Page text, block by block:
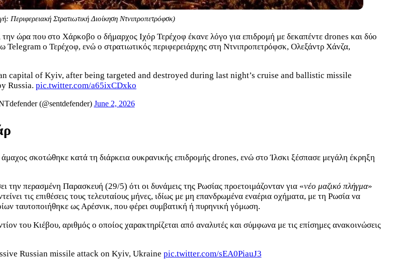
Περιφερειακή Στρατιωτική Διοίκηση Ντνιπροπετρόφσκ)
ώρα που στο Χάρκοβο ο δήμαρχος Ιχόρ Τερέχοφ έκανε λόγο για επιδρομή με δεκαπέντε drones και δύο
Telegram ο Τερέχοφ, ενώ ο στρατιωτικός περιφερειάρχης στη Ντνιπροπετρόφσκ, Ολεξάντρ Χάνζα,
capital of Kyiv, after being targeted and destroyed during last night’s cruise and ballistic missile
Russia. pic.twitter.com/a65ixCDxko
(@sentdefender) June 2, 2026
σκοτώθηκε κατά τη διάρκεια ουκρανικής επιδρομής drones, ενώ στο Ίλσκι ξέσπασε μεγάλη έκρηξη
την περασμένη Παρασκευή (29/5) ότι οι δυνάμεις της Ρωσίας προετοιμάζονταν για «νέο μαζικό πλήγμα»
τις επιθέσεις τους τελευταίους μήνες, ιδίως με μη επανδρωμένα εναέρια οχήματα, με τη Ρωσία να
ταυτοποιήθηκε ως Αρέσνικ, που φέρει συμβατική ή πυρηνική γόμωση.
του Κιέβου, αριθμός ο οποίος χαρακτηρίζεται από αναλυτές και σύμφωνα με τις επίσημες ανακοινώσεις
Russian missile attack on Kyiv, Ukraine pic.twitter.com/sEA0PiauJ3